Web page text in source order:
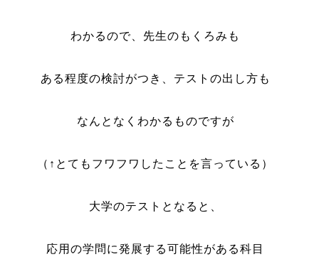
わかるので、先生のもくろみも
ある程度の検討がつき、テストの出し方も
なんとなくわかるものですが
（↑とてもフワフワしたことを言っている）
大学のテストとなると、
応用の学問に発展する可能性がある科目